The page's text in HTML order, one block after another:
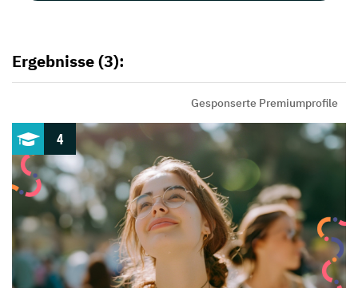
Ergebnisse (3):
Gesponserte Premiumprofile
4